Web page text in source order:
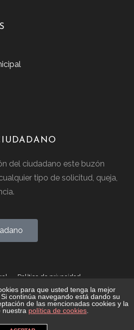
del ciudadano este buzón
tipo de solicitud, queja,
Política de privacidad
de cookies
Casalarreina - Todos los derechos
reservados
para que usted tenga la mejor
continúa navegando está dando su
de las mencionadas cookies y la
nuestra política de cookies